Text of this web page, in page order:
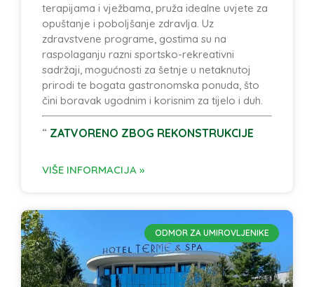
terapijama i vježbama, pruža idealne uvjete za
opuštanje i poboljšanje zdravlja. Uz
zdravstvene programe, gostima su na
raspolaganju razni sportsko-rekreativni
sadržaji, mogućnosti za šetnje u netaknutoj
prirodi te bogata gastronomska ponuda, što
čini boravak ugodnim i korisnim za tijelo i duh.
“ ZATVORENO ZBOG REKONSTRUKCIJE
VIŠE INFORMACIJA »
ODMOR ZA UMIROVLJENIKE